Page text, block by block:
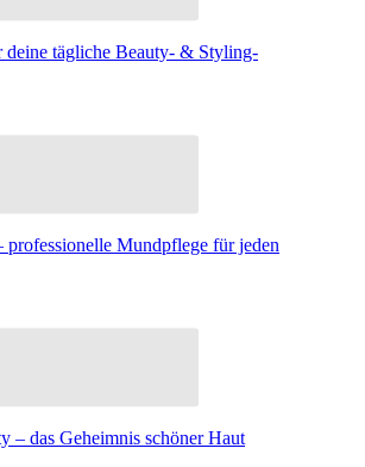
deine tägliche Beauty- & Styling-
professionelle Mundpflege für jeden
– das Geheimnis schöner Haut